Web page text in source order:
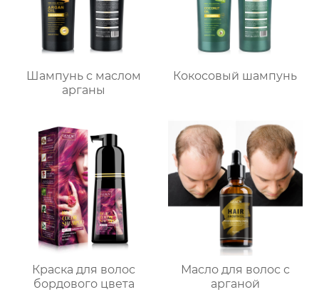
Шампунь с маслом
арганы
Кокосовый шампунь
Краска для волос
бордового цвета
Масло для волос с
арганой